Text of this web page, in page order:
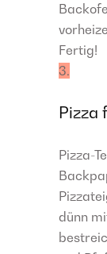
Fertig!
3.
Pizza
Pizza-
dünn